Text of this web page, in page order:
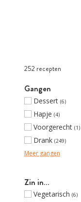
252 recepten
Gangen
Dessert (6)
Hapje (4)
Voorgerecht (1)
Drank (249)
Meer gangen
Zin in…
Vegetarisch (6)